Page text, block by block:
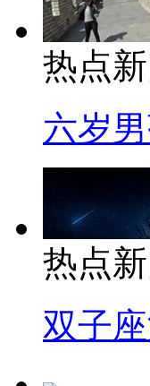
热点
六岁
热点
双子